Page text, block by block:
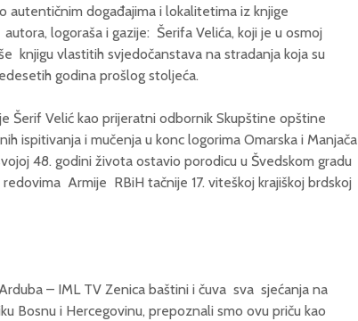
autentičnim događajima i lokalitetima iz knjige
logoraša i gazije: Šerifa Velića, koji je u osmoj
knjigu vlastitih svjedočanstava na stradanja koja su
godina prošlog stoljeća.
Šerif Velić kao prijeratni odbornik Skupštine opštine
ispitivanja i mučenja u konc logorima Omarska i Manjača
48. godini života ostavio porodicu u Švedskom gradu
Armije RBiH tačnije 17. viteškoj krajiškoj brdskoj
– IML TV Zenica baštini i čuva sva sjećanja na
Bosnu i Hercegovinu, prepoznali smo ovu priču kao